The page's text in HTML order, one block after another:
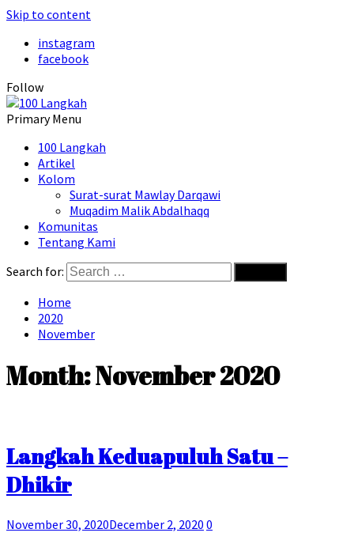
Skip to content
instagram
facebook
Follow
Primary Menu
100 Langkah
Artikel
Kolom
Surat-surat Mawlay Darqawi
Muqadim Malik Abdalhaqq
Komunitas
Tentang Kami
Search for:
Home
2020
November
Month:November 2020
Langkah Keduapuluh Satu –
Dhikir
November 30, 2020December 2, 2020 0